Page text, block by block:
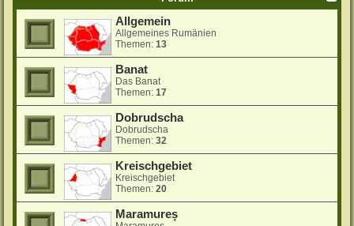
Allgemein
Allgemeines Rumänien
Themen: 13
Banat
Das Banat
Themen: 17
Dobrudscha
Dobrudscha
Themen: 32
Kreischgebiet
Kreischgebiet
Themen: 20
Maramureș